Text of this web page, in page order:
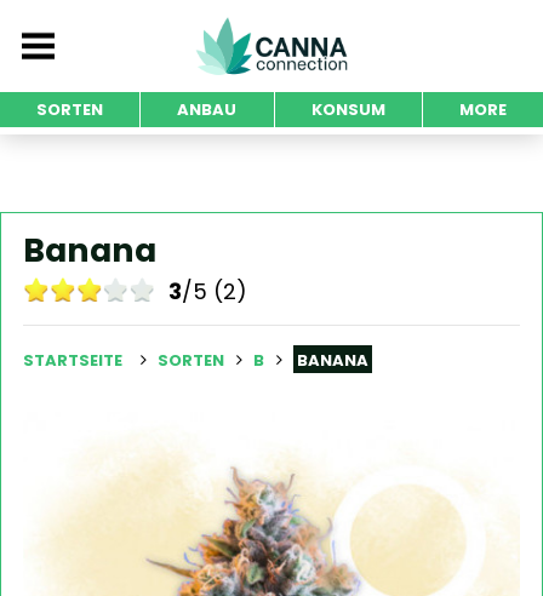
SORTEN ANBAU KONSUM MORE
Banana
3/5 (2)
STARTSEITE SORTEN B BANANA